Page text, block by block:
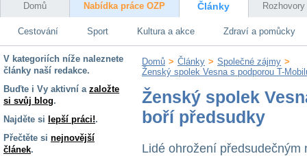
Domů Nabídka práce OZP Články Rozhovory
Cestování Sport Kultura a akce Zdraví a pomůcky
V kategoriích níže naleznete
články naší redakce.
Buďte i Vy aktivní a založte
si svůj blog.
Najděte si lepší práci!.
Přečtěte si nejnovější
článek.
Domů > Články > Společné zájmy >
Ženský spolek Vesna s podporou T-
Ženský spolek
boří předsudky
Lidé ohrožení